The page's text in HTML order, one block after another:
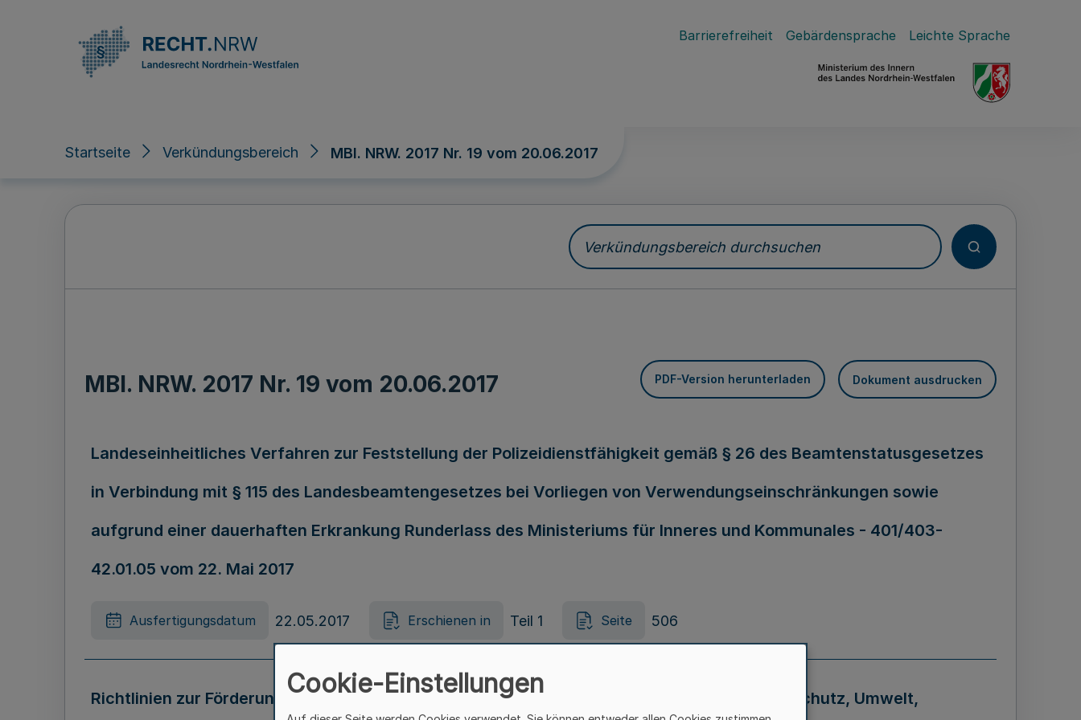
Barrierefreiheit Gebärdensprache Leichte Sprache
Startseite Verkündungsbereich MBl. NRW. 2017 Nr. 19 vom 20.06.2017
Verkündungsbereich durchsuchen
MBl. NRW. 2017 Nr. 19 vom 20.06.2017 PDF-Version herunterladen Dokument ausdrucken
Landeseinheitliches Verfahren zur Feststellung der Polizeidienstfähigkeit gemäß § 26 des Beamtenstatusgesetzes
in Verbindung mit § 115 des Landesbeamtengesetzes bei Vorliegen von Verwendungseinschränkungen sowie
aufgrund einer dauerhaften Erkrankung Runderlass des Ministeriums für Inneres und Kommunales - 401/403-
42.01.05 vom 22. Mai 2017
Ausfertigungsdatum 22.05.2017 Erschienen in Teil 1 Seite 506
Richtlinien zur Förderung der Sommerweidehaltung Runderlass des Ministeriums für Klimaschutz, Umwelt,
Cookie-Einstellungen